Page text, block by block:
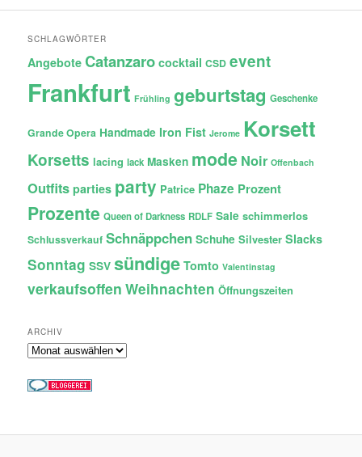
SCHLAGWÖRTER
Angebote Catanzaro cocktail CSD event
Frankfurt Frühling geburtstag Geschenke
Grande Opera Handmade Iron Fist Jerome Korsett
Korsetts lacing lack Masken mode Noir Offenbach
Outfits parties party Patrice Phaze Prozent
Prozente Queen of Darkness RDLF Sale schimmerlos
Schlussverkauf Schnäppchen Schuhe Silvester Slacks
Sonntag SSV sündige Tomto Valentinstag
verkaufsoffen Weihnachten Öffnungszeiten
ARCHIV
Archiv